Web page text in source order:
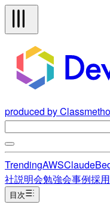
produced by
TrendingAWSClaude
社説明会勉強会事例採用
目次